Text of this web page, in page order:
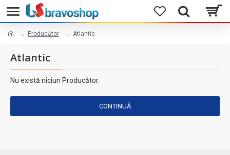
Producător Atlantic
Atlantic
Nu există niciun Producător.
CONTINUĂ